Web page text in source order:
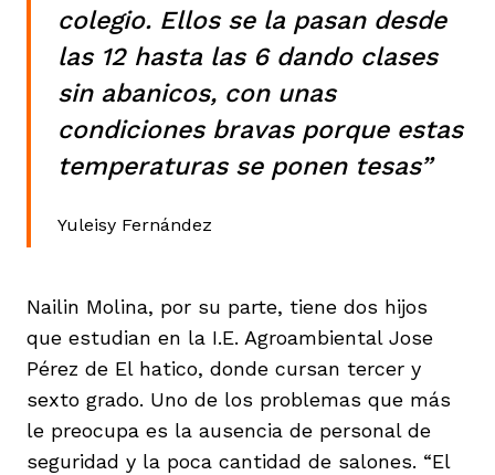
colegio. Ellos se la pasan desde
las 12 hasta las 6 dando clases
sin abanicos, con unas
condiciones bravas porque estas
temperaturas se ponen tesas”
Yuleisy Fernández
Nailin Molina, por su parte, tiene dos hijos
que estudian en la I.E. Agroambiental Jose
Pérez de El hatico, donde cursan tercer y
sexto grado. Uno de los problemas que más
le preocupa es la ausencia de personal de
seguridad y la poca cantidad de salones. “El